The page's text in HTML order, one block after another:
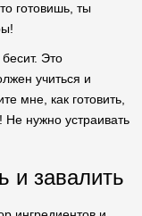
готовишь, ты
Это
учиться и
мне, как готовить,
Не нужно устраивать
и завалить